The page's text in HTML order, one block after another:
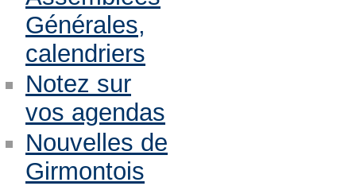
Générales,
calendriers
Notez sur
vos agendas
Nouvelles de
Girmontois